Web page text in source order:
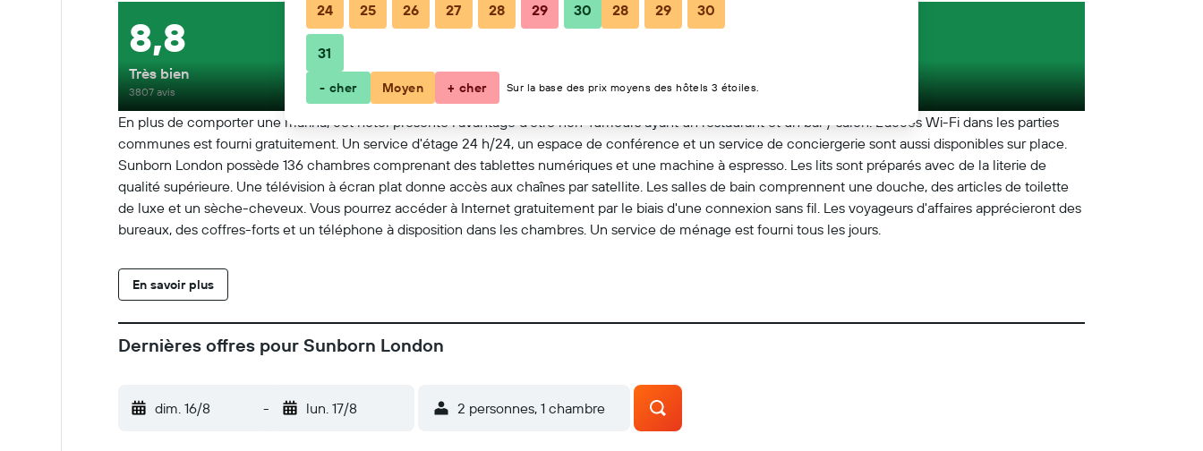
En plus de comporter une marina, cet hôtel présente l'avantage d'être non-fumeurs ayant un restaurant et un bar / salon. L'accès Wi-Fi dans les parties
communes est fourni gratuitement. Un service d'étage 24 h/24, un espace de conférence et un service de conciergerie sont aussi disponibles sur place.
Sunborn London possède 136 chambres comprenant des tablettes numériques et une machine à espresso. Les lits sont préparés avec de la literie de
qualité supérieure. Une télévision à écran plat donne accès aux chaînes par satellite. Les salles de bain comprennent une douche, des articles de toilette
de luxe et un sèche-cheveux. Vous pourrez accéder à Internet gratuitement par le biais d'une connexion sans fil. Les voyageurs d'affaires apprécieront des
bureaux, des coffres-forts et un téléphone à disposition dans les chambres. Un service de ménage est fourni tous les jours.
En savoir plus
8,8
Très bien
3807 avis
Dernières offres pour Sunborn London
dim. 16/8 - lun. 17/8 2 personnes, 1 chambre
24 25 26 27 28 29 30
31
28 29 30
- cher Moyen + cher Sur la base des prix moyens des hôtels 3 étoiles.